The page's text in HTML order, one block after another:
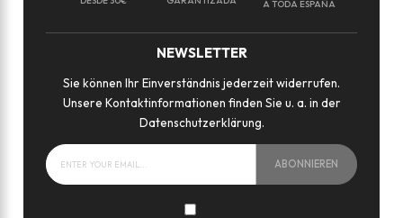
A TODA ESPAÑA
NEWSLETTER
Sie können Ihr Einverständnis jederzeit widerrufen.
Unsere Kontaktinformationen finden Sie u. a. in der
Datenschutzerklärung.
ABONNIEREN